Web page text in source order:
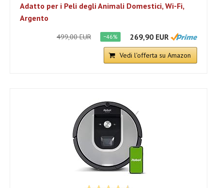
Adatto per i Peli degli Animali Domestici, Wi-Fi,
Argento
499,00 EUR −46% 269,90 EUR
Vedi l'offerta su Amazon